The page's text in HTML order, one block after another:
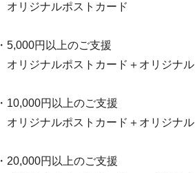
オリジナルポストカード
・5,000円以上のご支援
オリジナルポストカード＋オリジナ
・10,000円以上のご支援
オリジナルポストカード＋オリジナ
・20,000円以上のご支援